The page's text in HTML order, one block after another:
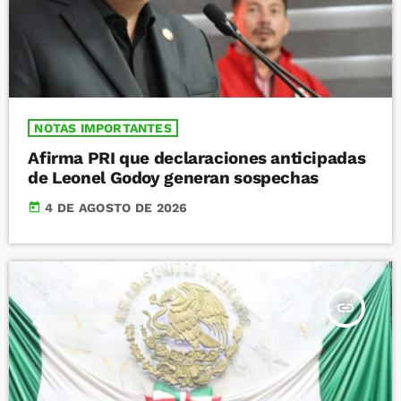
NOTAS IMPORTANTES
Afirma PRI que declaraciones anticipadas
de Leonel Godoy generan sospechas
today 4 DE AGOSTO DE 2026
insert_link